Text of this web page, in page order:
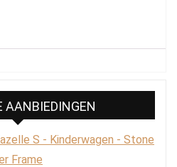
AANBIEDINGEN
S - Kinderwagen - Stone
Frame